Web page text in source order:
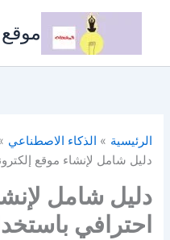
تخطي
الرئيسية
الذكاء الاصطناعي
دليل شامل لإنشاء موقع
دليل شامل
احترافي